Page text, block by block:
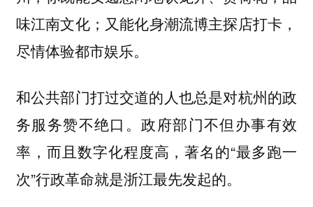
味江南文化；又能化身潮流博主探店打卡，
尽情体验都市娱乐。
和公共部门打过交道的人也总是对杭州的政
务服务赞不绝口。政府部门不但办事有效
率，而且数字化程度高，著名的“最多跑一
次”行政革命就是浙江最先发起的。